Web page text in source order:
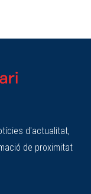
d'actualitat,
de proximitat